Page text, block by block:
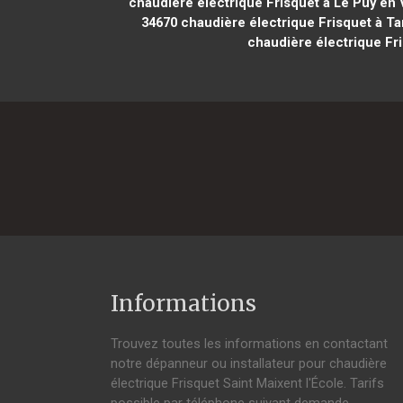
34670chaudière électrique Frisquet à
chaudière électrique
Informations
Trouvez toutes les informations en contactant
notre dépanneur ou installateur pour chaudière
électrique Frisquet Saint Maixent l'École. Tarifs